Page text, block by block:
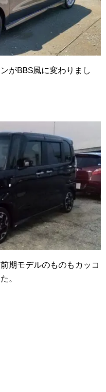
がBBS風に変わりまし
期モデルのものもカッコ
。